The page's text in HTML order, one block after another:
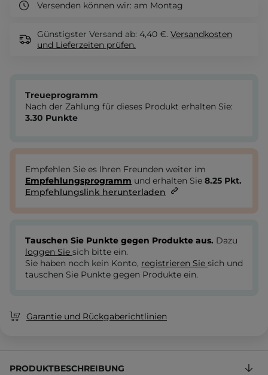
Versenden können wir: am Montag
Günstigster Versand ab: 4,40 €. Versandkosten
und Lieferzeiten prüfen.
Treueprogramm
Nach der Zahlung für dieses Produkt erhalten Sie:
3.30 Punkte
Empfehlen Sie es Ihren Freunden weiter im
Empfehlungsprogramm und erhalten Sie 8.25 Pkt.
Empfehlungslink herunterladen
Tauschen Sie Punkte gegen Produkte aus. Dazu
loggen Sie sich bitte ein.
Sie haben noch kein Konto, registrieren Sie sich und
tauschen Sie Punkte gegen Produkte ein.
Garantie und Rückgaberichtlinien
PRODUKTBESCHREIBUNG